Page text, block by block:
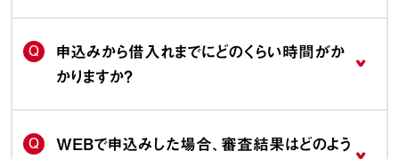
Q
申込みから借入れまでにどのくらい時間がか
かりますか？
Q
WEBで申込みした場合、審査結果はどのよう